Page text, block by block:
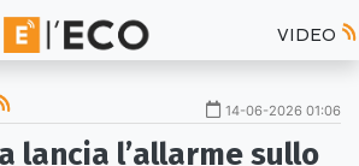
VIDEO
14-06-2026 01:06
lancia l’allarme sullo